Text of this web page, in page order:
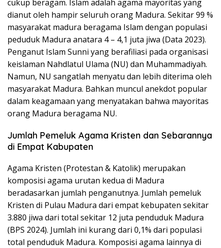
cukup beragam. Islam adalah agama mayoritas yang
dianut oleh hampir seluruh orang Madura. Sekitar 99 %
masyarakat madura beragama Islam dengan populasi
peduduk Madura anatara 4 – 4,1 juta jiwa (Data 2023).
Penganut Islam Sunni yang berafiliasi pada organisasi
keislaman Nahdlatul Ulama (NU) dan Muhammadiyah.
Namun, NU sangatlah menyatu dan lebih diterima oleh
masyarakat Madura. Bahkan muncul anekdot popular
dalam keagamaan yang menyatakan bahwa mayoritas
orang Madura beragama NU.
Jumlah Pemeluk Agama Kristen dan Sebarannya
di Empat Kabupaten
Agama Kristen (Protestan & Katolik) merupakan
komposisi agama urutan kedua di Madura
beradasarkan jumlah penganutnya. Jumlah pemeluk
Kristen di Pulau Madura dari empat kebupaten sekitar
3.880 jiwa dari total sekitar 12 juta penduduk Madura
(BPS 2024). Jumlah ini kurang dari 0,1% dari populasi
total penduduk Madura. Komposisi agama lainnya di